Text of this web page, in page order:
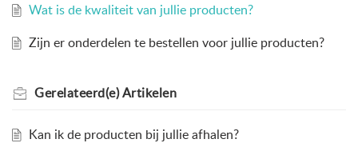
Wat is de kwaliteit van jullie producten?
Zijn er onderdelen te bestellen voor jullie producten?
Gerelateerd(e)Artikelen
Kan ik de producten bij jullie afhalen?